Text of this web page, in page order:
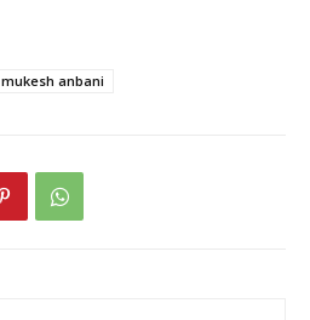
mukesh anbani